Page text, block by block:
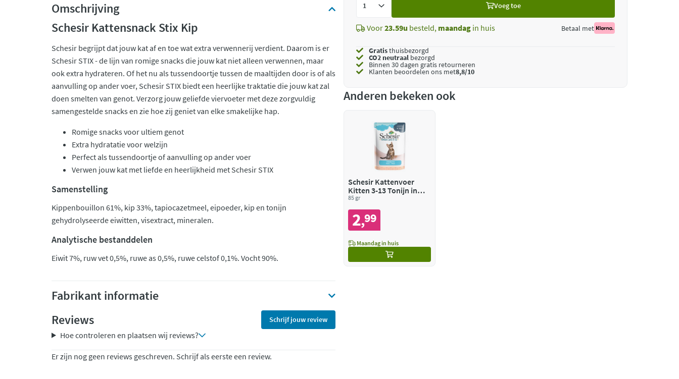
Omschrijving
Schesir Kattensnack Stix Kip
Schesir begrijpt dat jouw kat af en toe wat extra verwennerij verdient. Daarom is er
Schesir STIX - de lijn van romige snacks die jouw kat niet alleen verwennen, maar
ook extra hydrateren. Of het nu als tussendoortje tussen de maaltijden door is of als
aanvulling op ander voer, Schesir STIX biedt een heerlijke traktatie die jouw kat zal
doen smelten van genot. Verzorg jouw geliefde viervoeter met deze zorgvuldig
samengestelde snacks en zie hoe zij geniet van elke smakelijke hap.
Romige snacks voor ultiem genot
Extra hydratatie voor welzijn
Perfect als tussendoortje of aanvulling op ander voer
Verwen jouw kat met liefde en heerlijkheid met Schesir STIX
Samenstelling
Kippenbouillon 61%, kip 33%, tapiocazetmeel, eipoeder, kip en tonijn
gehydrolyseerde eiwitten, visextract, mineralen.
Analytische bestanddelen
Eiwit 7%, ruw vet 0,5%, ruwe as 0,5%, ruwe celstof 0,1%. Vocht 90%.
Fabrikant informatie
Reviews
Schrijf jouw review
Hoe controleren en plaatsen wij reviews?
Er zijn nog geen reviews geschreven. Schrijf als eerste een review.
Voeg toe
Voor23.59u besteld, maandag in huis Betaal met
Gratisthuisbezorgd
CO2 neutraal bezorgd
Binnen 30 dagen gratis retourneren
Klanten beoordelen ons met8,8/10
Anderen bekeken ook
Schesir Kattenvoer
Kitten 3-13 Tonijn in
Gelei
85 gr
2,99
Maandag in huis